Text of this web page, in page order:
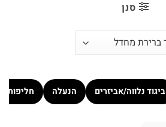
סנן
ביגוד נלווה/אביזרים הנעלה חליפות